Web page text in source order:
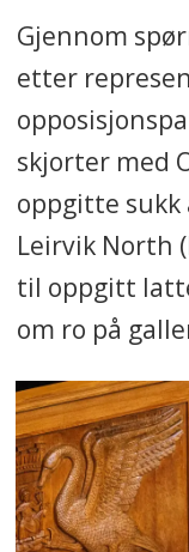
Gjennom
etter
skjorter med
oppgitte
Leirvik North
til oppgitt
om ro på